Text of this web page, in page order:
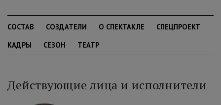
СОСТАВ СОЗДАТЕЛИ О СПЕКТАКЛЕ
СПЕЦПРОЕКТ
КАДРЫ
СЕЗОН ТЕАТР
Действующие лица и исполнители